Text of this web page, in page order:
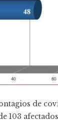
de
103